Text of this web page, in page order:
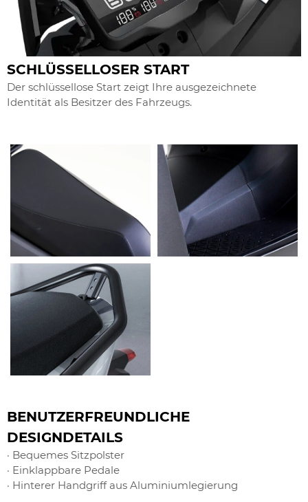
SCHLÜSSELLOSER START
Der schlüssellose Start zeigt Ihre ausgezeichnete
Identität als Besitzer des Fahrzeugs.
BENUTZERFREUNDLICHE
DESIGNDETAILS
· Bequemes Sitzpolster
· Einklappbare Pedale
· Hinterer Handgriff aus Aluminiumlegierung